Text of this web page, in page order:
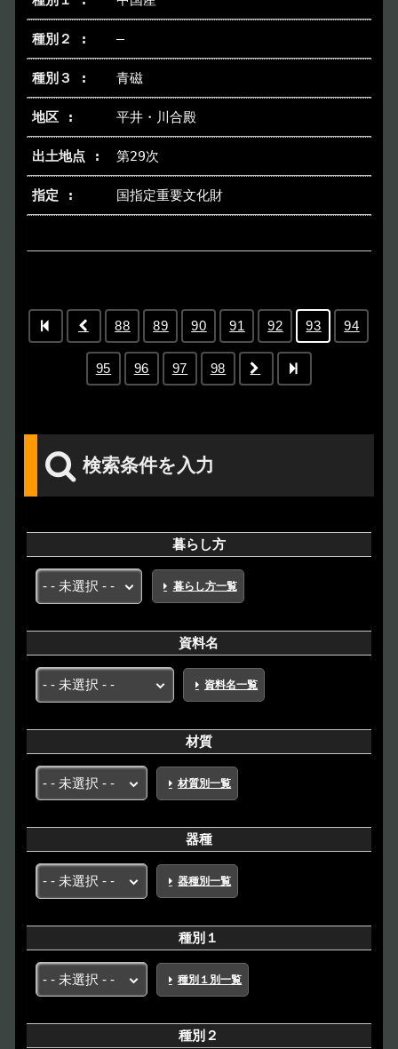
―
青磁
平井・川合殿
第29次
国指定重要文化財
88 89 90 91 92 93 94
95 96 97 98
検索条件を入力
暮らし方
暮らし方一覧
資料名
資料名一覧
材質
材質別一覧
器種
器種別一覧
種別１
種別１別一覧
種別２